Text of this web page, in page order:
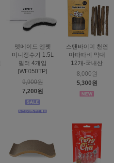
펫메이드 엔펫
미니정수기 1.5L
필터 4개입
[WF050TP]
9,900원
7,200원
스탠바이미 천연
마따따비 막대
12개-국내산
8,000원
5,300원